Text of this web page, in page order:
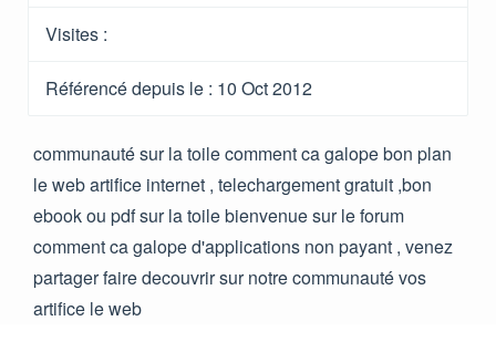
Visites :
Référencé depuis le : 10 Oct 2012
communauté sur la toile comment ca galope bon plan
le web artifice internet , telechargement gratuit ,bon
ebook ou pdf sur la toile bienvenue sur le forum
comment ca galope d'applications non payant , venez
partager faire decouvrir sur notre communauté vos
artifice le web